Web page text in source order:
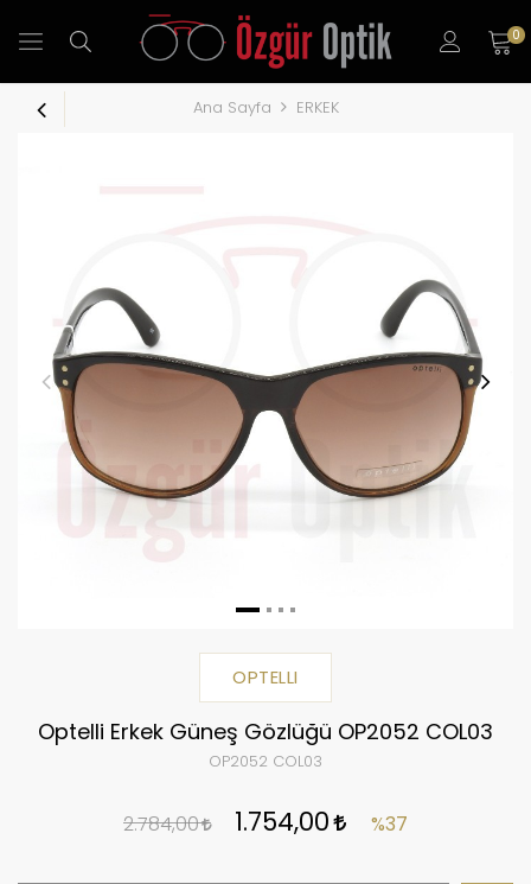
0
Ana Sayfa ERKEK
OPTELLI
Optelli Erkek Güneş Gözlüğü OP2052 COL03
OP2052 COL03
2.784,00 1.754,00 %37